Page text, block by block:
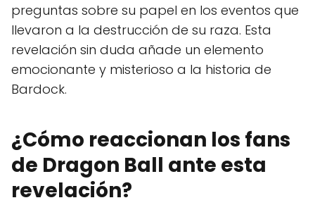
preguntas sobre su papel en los eventos que
llevaron a la destrucción de su raza. Esta
revelación sin duda añade un elemento
emocionante y misterioso a la historia de
Bardock.
¿Cómo reaccionan los fans
de Dragon Ball ante esta
revelación?